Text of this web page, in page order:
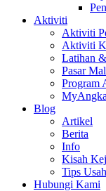
Aktiviti
Aktiviti
Aktiviti
Latihan
Pasar
Program
Blog
Artikel
Berita
Info
Kisah
Tips
Hubungi Kami